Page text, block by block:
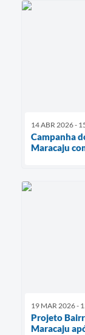
14 ABR 2026 -
Campanha
Maracaju
19 MAR 2026 -
Projeto
Maracaju